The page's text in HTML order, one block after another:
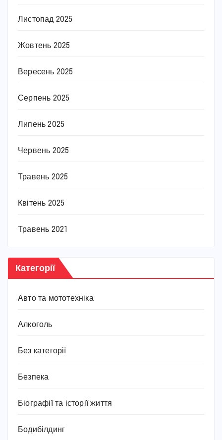
Листопад 2025
Жовтень 2025
Вересень 2025
Серпень 2025
Липень 2025
Червень 2025
Травень 2025
Квітень 2025
Травень 2021
Категорії
Авто та мототехніка
Алкоголь
Без категорії
Безпека
Біографії та історії життя
Бодибілдинг